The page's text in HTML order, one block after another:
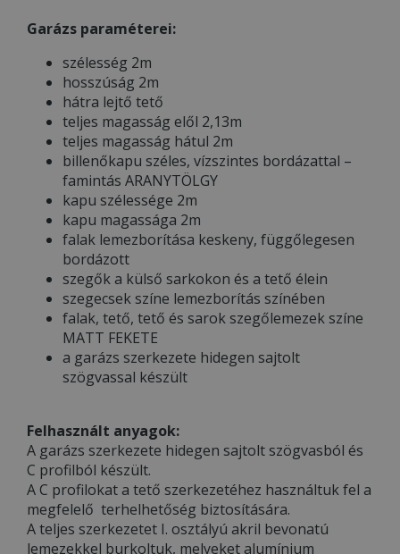
Garázs paraméterei:
szélesség 2m
hosszúság 2m
hátra lejtő tető
teljes magasság elől 2,13m
teljes magasság hátul 2m
billenőkapu széles, vízszintes bordázattal –
famintás ARANYTÖLGY
kapu szélessége 2m
kapu magassága 2m
falak lemezborítása keskeny, függőlegesen
bordázott
szegők a külső sarkokon és a tető élein
szegecsek színe lemezborítás színében
falak, tető, tető és sarok szegőlemezek színe
MATT FEKETE
a garázs szerkezete hidegen sajtolt
szögvassal készült
Felhasznált anyagok:
A garázs szerkezete hidegen sajtolt szögvasból és
C profilból készült.
A C profilokat a tető szerkezetéhez használtuk fel a
megfelelő terhelhetőség biztosítására.
A teljes szerkezetet I. osztályú akril bevonatú
lemezekkel burkoltuk, melyeket alumínium